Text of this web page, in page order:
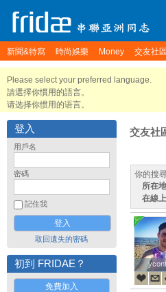
新聞&特寫 時尚娛樂 Money 交友社區
Please select your preferred language.
請選擇你慣用的語言。
请选择你惯用的语言。
登入
用戶名
密碼
記住我
取回遺失的密碼
初到 FRIDAE？
免費加入
交友社
你的搜
所在
在線上